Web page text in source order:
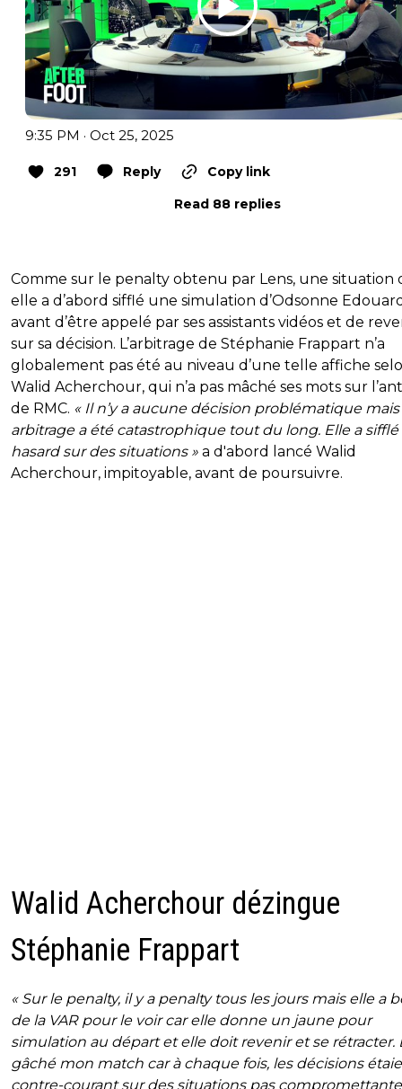
9:35 PM · Oct 25, 2025
291 Reply
Copy link
Read 88 replies
Comme sur le penalty obtenu par Lens, une situation
elle a d’abord sifflé une simulation d’Odsonne
avant d’être appelé par ses assistants vidéos et de
sur sa décision. L’arbitrage de Stéphanie Frappart n’a
globalement pas été au niveau d’une telle affiche
Walid Acherchour, qui n’a pas mâché ses mots sur
de RMC. « Il n’y a aucune décision problématique
arbitrage a été catastrophique tout du long. Elle a sifflé
hasard sur des situations » a d'abord lancé Walid
Acherchour, impitoyable, avant de poursuivre.
Walid Acherchour dézingue
Stéphanie Frappart
« Sur le penalty, il y a penalty tous les jours mais elle a
de la VAR pour le voir car elle donne un jaune pour
simulation au départ et elle doit revenir et se rétracter.
gâché mon match car à chaque fois, les décisions
contre-courant sur des situations pas